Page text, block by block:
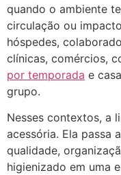
quando o ambiente
circulação ou
hóspedes,
clínicas, comércios,
por temporada e
grupo.
Nesses contextos, a
acessória. Ela passa
qualidade,
higienizado em uma